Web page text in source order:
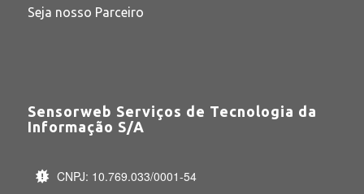
Seja nosso Parceiro
Sensorweb Serviços de Tecnologia da
Informação S/A
CNPJ: 10.769.033/0001-54